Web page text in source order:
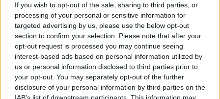
If you wish to opt-out of the sale, sharing to third parties, or
processing of your personal or sensitive information for
targeted advertising by us, please use the below opt-out
section to confirm your selection. Please note that after your
opt-out request is processed you may continue seeing
interest-based ads based on personal information utilized by
us or personal information disclosed to third parties prior to
your opt-out. You may separately opt-out of the further
disclosure of your personal information by third parties on the
IAB’s list of downstream participants. This information may
autobottidi approvvigionamento. A Firenze stazionerannotra
ia delle Panche e via Carlo del Greco,travia Reginaldo
Giuliani e via del Palazzaccio, al parcheggio del Mercato
Ortofrutticolo sulviale Alessandro Guidoni, inpiazza Pietro
Leopoldo , inpiazza Filippo Baldinucci e invia Stefano
Buonsignoridi fronte al Liceo Scientifico Leonardo da Vinci.
È prevista una forte riduzione della risorsa idrica disponibile sui
comuni diFirenze, Calenzano, Campi Bisenzio, Lastra a Signa,
Sesto Fiorentino, Signa, Scandicci. Sul Comune di Firenze si